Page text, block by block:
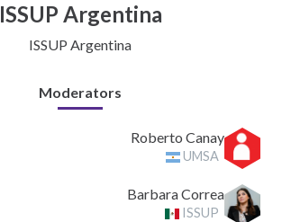
ISSUP Argentina
ISSUP Argentina
Moderators
Roberto Canay
UMSA
Barbara Correa
ISSUP